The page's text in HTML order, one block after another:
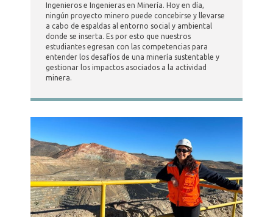
Ingenieros e Ingenieras en Minería. Hoy en día,
ningún proyecto minero puede concebirse y llevarse
a cabo de espaldas al entorno social y ambiental
donde se inserta. Es por esto que nuestros
estudiantes egresan con las competencias para
entender los desafíos de una minería sustentable y
gestionar los impactos asociados a la actividad
minera.